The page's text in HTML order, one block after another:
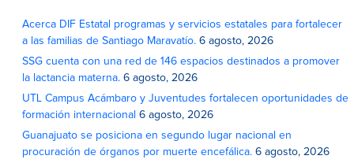
Acerca DIF Estatal programas y servicios estatales para fortalecer
a las familias de Santiago Maravatío. 6 agosto, 2026
SSG cuenta con una red de 146 espacios destinados a promover
la lactancia materna. 6 agosto, 2026
UTL Campus Acámbaro y Juventudes fortalecen oportunidades de
formación internacional 6 agosto, 2026
Guanajuato se posiciona en segundo lugar nacional en
procuración de órganos por muerte encefálica. 6 agosto, 2026